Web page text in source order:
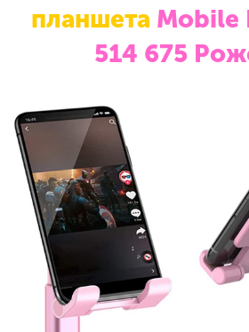
планшета Mobile
514 675